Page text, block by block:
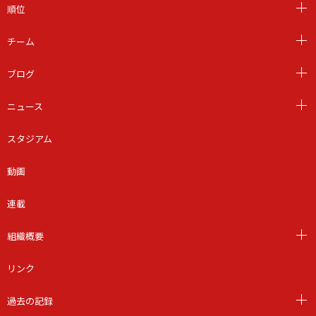
順位
チーム
ブログ
ニュース
スタジアム
動画
連載
組織概要
リンク
過去の記録